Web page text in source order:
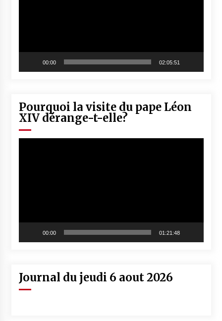
00:00 02:05:51
Pourquoi la visite du pape Léon
XIV dérange-t-elle?
00:00 01:21:48
Journal du jeudi 6 aout 2026